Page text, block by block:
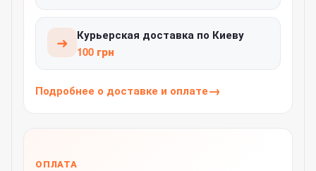
➜
Курьерская доставка по Киеву
100 грн
Подробнее о доставке и оплате
ОПЛАТА